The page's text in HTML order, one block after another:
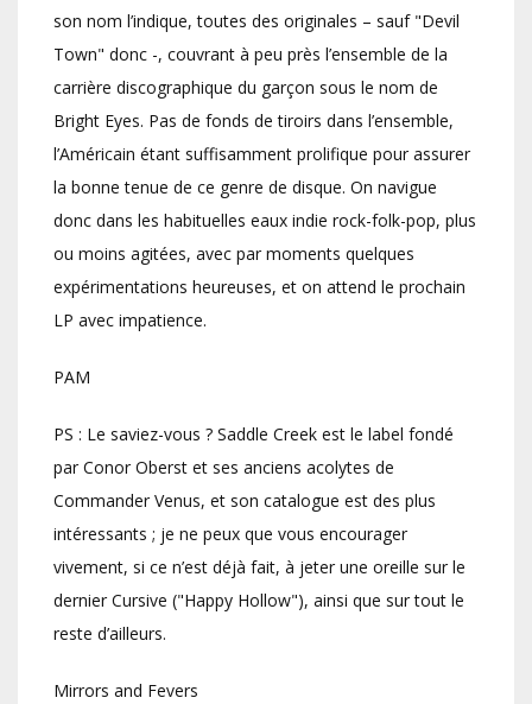
son nom l’indique, toutes des originales – sauf "Devil
Town" donc -, couvrant à peu près l’ensemble de la
carrière discographique du garçon sous le nom de
Bright Eyes. Pas de fonds de tiroirs dans l’ensemble,
l’Américain étant suffisamment prolifique pour assurer
la bonne tenue de ce genre de disque. On navigue
donc dans les habituelles eaux indie rock-folk-pop, plus
ou moins agitées, avec par moments quelques
expérimentations heureuses, et on attend le prochain
LP avec impatience.
PAM
PS : Le saviez-vous ? Saddle Creek est le label fondé
par Conor Oberst et ses anciens acolytes de
Commander Venus, et son catalogue est des plus
intéressants ; je ne peux que vous encourager
vivement, si ce n’est déjà fait, à jeter une oreille sur le
dernier Cursive ("Happy Hollow"), ainsi que sur tout le
reste d’ailleurs.
Mirrors and Fevers